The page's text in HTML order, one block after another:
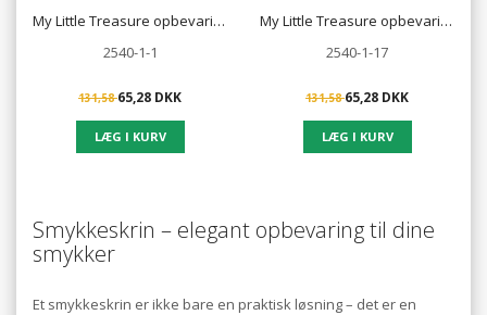
My Little Treasure opbevaringsboks
2540-1-1
131,5865,28 DKK
My Little Treasure opbevaringsboks
2540-1-17
131,5865,28 DKK
Smykkeskrin – elegant opbevaring til dine
smykker
Et smykkeskrin er ikke bare en praktisk løsning – det er en